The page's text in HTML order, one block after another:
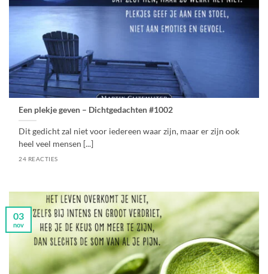
Een plekje geven – Dichtgedachten #1002
Dit gedicht zal niet voor iedereen waar zijn, maar er zijn ook
heel veel mensen [...]
24 REACTIES
03
nov